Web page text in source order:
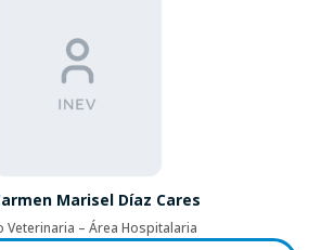
Marisel Díaz Cares
Veterinaria – Área Hospitalaria